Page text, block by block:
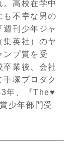
。高校在学中
も不幸な男の
週刊少年ジャ
集英社）のヤ
ンプ賞を受
卒業後、会社
手塚プロダク
年、『The♥
少年部門受